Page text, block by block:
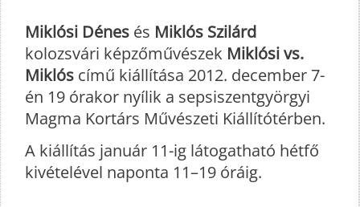
Miklósi Dénes és Miklós Szilárd
kolozsvári képzőművészek Miklósi vs.
Miklós című kiállítása 2012. december 7-
én 19 órakor nyílik a sepsiszentgyörgyi
Magma Kortárs Mű­vészeti Kiállítótérben.
A kiállítás január 11-ig látogatható hétfő
kivételével naponta 11–19 óráig.